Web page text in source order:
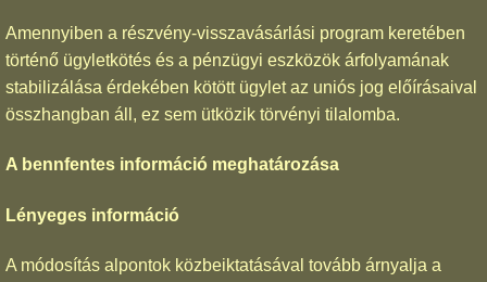
Amennyiben a részvény-visszavásárlási program keretében
történő ügyletkötés és a pénzügyi eszközök árfolyamának
stabilizálása érdekében kötött ügylet az uniós jog előírásaival
összhangban áll, ez sem ütközik törvényi tilalomba.
A bennfentes információ meghatározása
Lényeges információ
A módosítás alpontok közbeiktatásával tovább árnyalja a